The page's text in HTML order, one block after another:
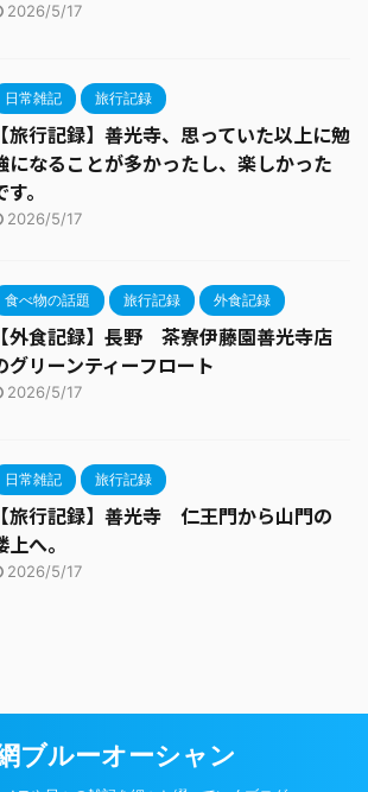
2026/5/17
日常雑記 旅行記録
【旅行記録】善光寺、思っていた以上に勉
になることが多かったし、楽しかった
す。
2026/5/17
食べ物の話題 旅行記録 外食記録
【外食記録】長野 茶寮伊藤園善光寺店
グリーンティーフロート
2026/5/17
日常雑記 旅行記録
【旅行記録】善光寺 仁王門から山門の
上へ。
2026/5/17
ブルーオーシャン